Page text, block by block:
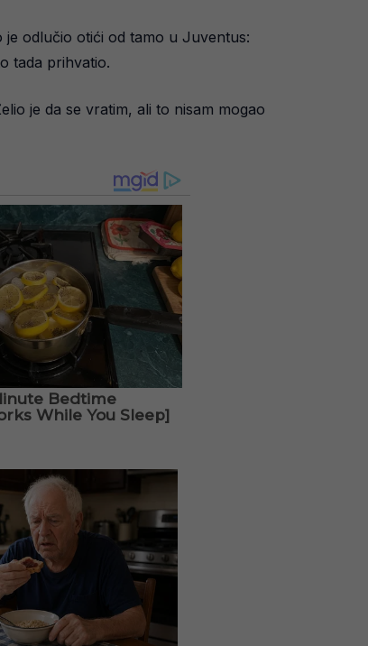
je odlučio otići od tamo u Juventus:
tada prihvatio.
je da se vratim, ali to nisam mogao